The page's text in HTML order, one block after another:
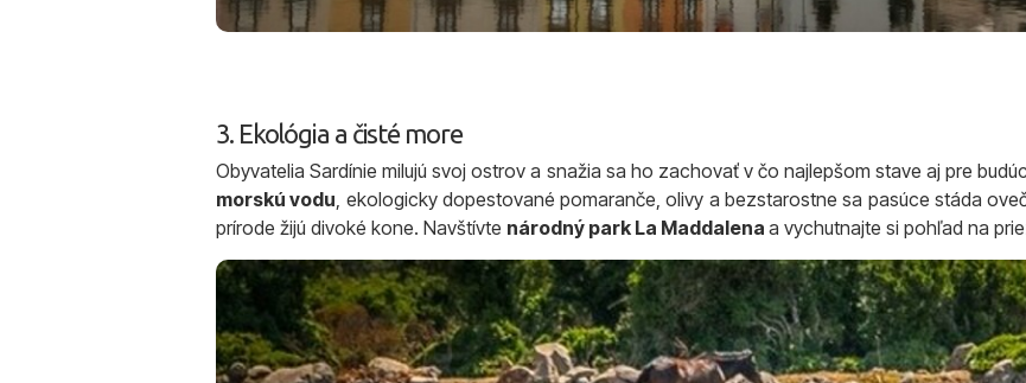
3. Ekológia a čisté more
Obyvatelia Sardínie milujú svoj ostrov a snažia sa ho zachovať v čo najlepšom stave aj pre
morskú vodu, ekologicky dopestované pomaranče, olivy a bezstarostne sa pasúce stáda
prírode žijú divoké kone. Navštívte národný park La Maddalena a vychutnajte si pohľad na